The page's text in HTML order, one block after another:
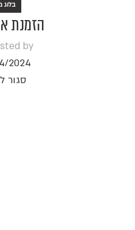
בלוג
הזמנת
by
2024
סגור